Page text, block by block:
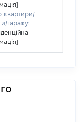
квартири/
гаражу: